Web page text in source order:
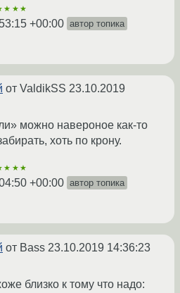
+00:00 автор топика
от ValdikSS 23.10.2019
можно навероное как-то
хоть по крону.
+00:00 автор топика
от Bass 23.10.2019 14:36:23
близко к тому что надо: